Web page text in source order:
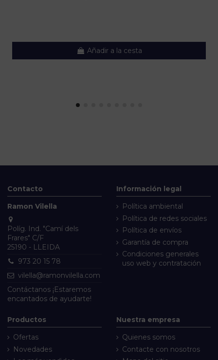
Añadir a la cesta
Contacto
Ramon Vilella
Políg. Ind. "Camí dels
Frares" C/F
25190 - LLEIDA
973 20 15 78
vilella@ramonvilella.com
Contáctanos ¡Estaremos
encantados de ayudarte!
Información legal
Política ambiental
Política de redes sociales
Política de envíos
Garantía de compra
Condiciones generales
uso web y contratación
Productos
Ofertas
Novedades
Nuestra empresa
Quienes somos
Contacte con nosotros